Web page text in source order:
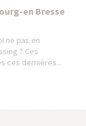
en Bresse
ne pas en
? Ces
ces dernières...